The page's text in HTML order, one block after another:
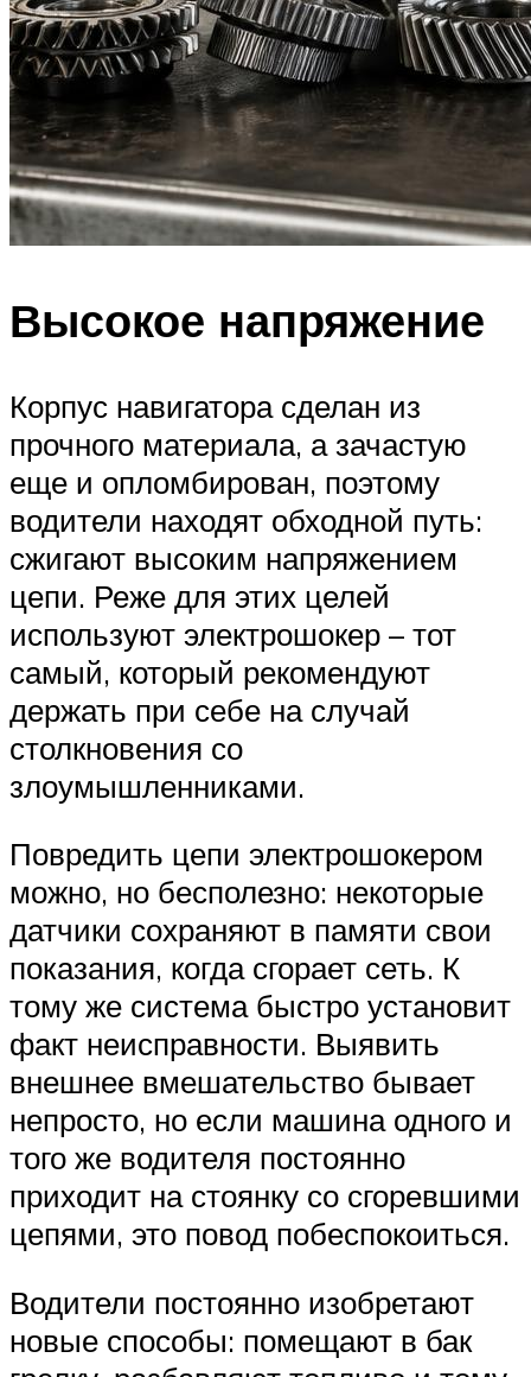
Высокое напряжение
Корпус навигатора сделан из
прочного материала, а зачастую
еще и опломбирован, поэтому
водители находят обходной путь:
сжигают высоким напряжением
цепи. Реже для этих целей
используют электрошокер – тот
самый, который рекомендуют
держать при себе на случай
столкновения со
злоумышленниками.
Повредить цепи электрошокером
можно, но бесполезно: некоторые
датчики сохраняют в памяти свои
показания, когда сгорает сеть. К
тому же система быстро установит
факт неисправности. Выявить
внешнее вмешательство бывает
непросто, но если машина одного и
того же водителя постоянно
приходит на стоянку со сгоревшими
цепями, это повод побеспокоиться.
Водители постоянно изобретают
новые способы: помещают в бак